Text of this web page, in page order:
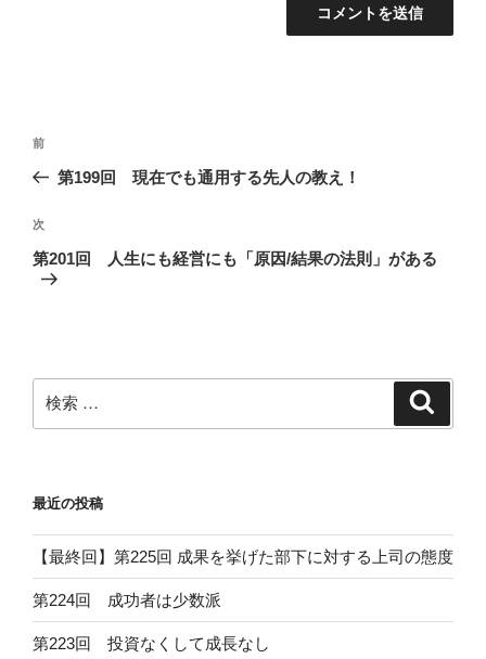
投
ビ
ゲ
ー
ン
過
去
投
稿
前
第199回 現在でも通用する先人の教え！
次
の
投
次
第201回 人生にも経営にも「原因/結果の法則」がある
検
索:
最近の投稿
【最終回】第225回 成果を挙げた部下に対する上司の態度
第224回 成功者は少数派
第223回 投資なくして成長なし